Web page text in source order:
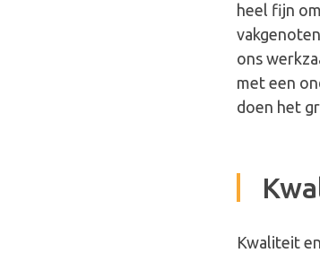
heel fijn
ons
met een
doen het
Kwaliteit